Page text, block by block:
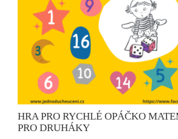
HRA PRO RYCHLÉ OPÁČKO
PRO DRUHÁKY